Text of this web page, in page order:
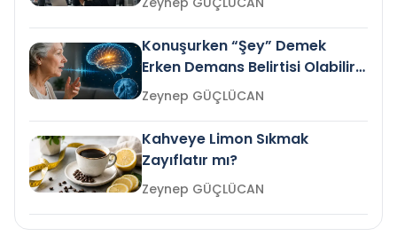
Konuşurken “Şey” Demek
Erken Demans Belirtisi Olabilir
mi?
Zeynep GÜÇLÜCAN
Kahveye Limon Sıkmak
Zayıflatır mı?
Zeynep GÜÇLÜCAN